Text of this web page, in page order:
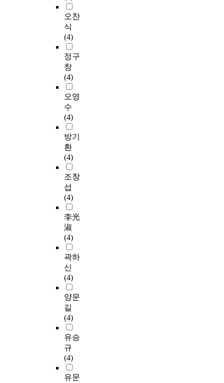
오찬
식
(4)
정구
창
(4)
오영
수
(4)
방기
환
(4)
조창
섭
(4)
李光
淑
(4)
곽하
신
(4)
양문
길
(4)
유승
규
(4)
유문